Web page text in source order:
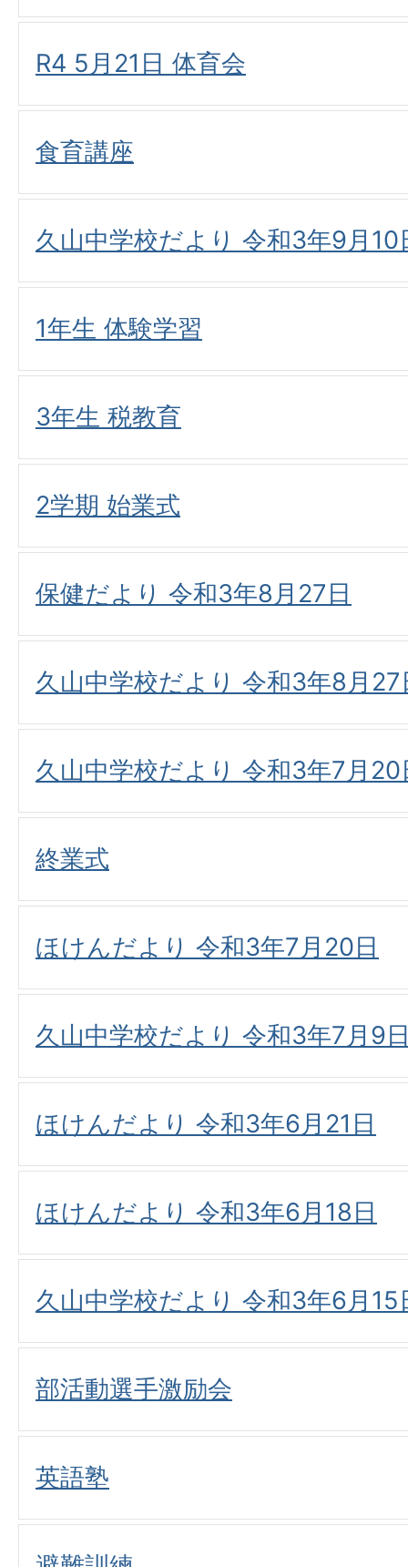
R4 5月21日 体育会
食育講座
久山中学校だより 令和3年9月10
1年生 体験学習
3年生 税教育
2学期 始業式
保健だより 令和3年8月27日
久山中学校だより 令和3年8月27
久山中学校だより 令和3年7月20
終業式
ほけんだより 令和3年7月20日
久山中学校だより 令和3年7月9
ほけんだより 令和3年6月21日
ほけんだより 令和3年6月18日
久山中学校だより 令和3年6月15
部活動選手激励会
英語塾